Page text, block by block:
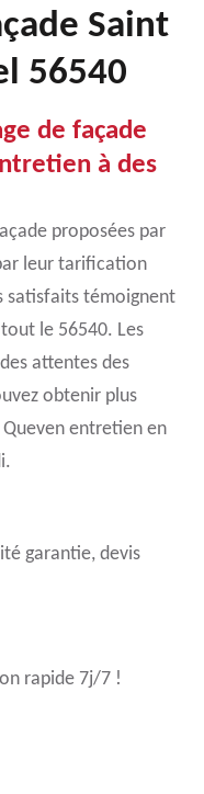
Saint
56540
de façade
à des
proposées par
leur tarification
satisfaits témoignent
le 56540. Les
attentes des
obtenir plus
entretien en
garantie, devis
rapide 7j/7 !